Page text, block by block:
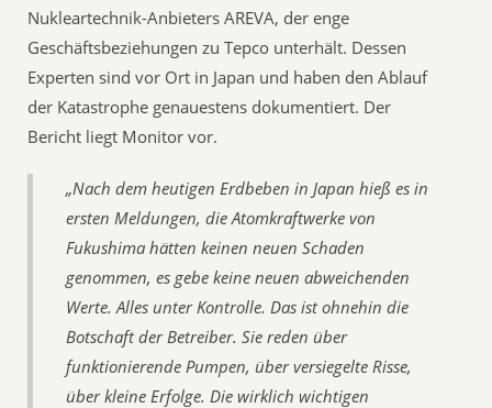
Nukleartechnik-Anbieters AREVA, der enge
Geschäftsbeziehungen zu Tepco unterhält. Dessen
Experten sind vor Ort in Japan und haben den Ablauf
der Katastrophe genauestens dokumentiert. Der
Bericht liegt Monitor vor.
„Nach dem heutigen Erdbeben in Japan hieß es in
ersten Meldungen, die Atomkraftwerke von
Fukushima hätten keinen neuen Schaden
genommen, es gebe keine neuen abweichenden
Werte. Alles unter Kontrolle. Das ist ohnehin die
Botschaft der Betreiber. Sie reden über
funktionierende Pumpen, über versiegelte Risse,
über kleine Erfolge. Die wirklich wichtigen